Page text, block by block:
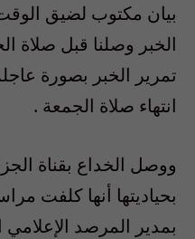
بيان مكتوب لضيق
الخبر وصلنا قبل صلاة
تمرير الخبر بصورة
انتهاء صلاة الجمعة .
ووصل الخداع بقناة
بحياديتها أنها كلفت
بمدير المرصد